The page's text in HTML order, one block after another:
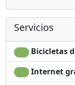
Servicios
Bicicletas
Internet